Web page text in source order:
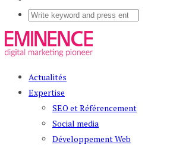
Actualités
Expertise
SEO et Référencement
Social media
Développement Web